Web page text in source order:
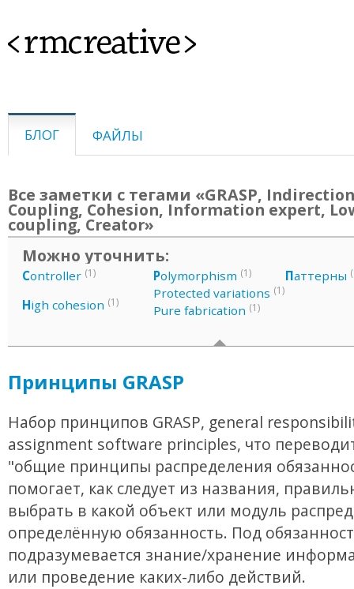
<rmcreative>
БЛОГ ФАЙЛЫ
Все заметки с тегами «GRASP,
Coupling, Cohesion, Information expert,
coupling, Creator»
Можно уточнить:
Controller (1)
High cohesion (1)
Polymorphism (1)
Protected variations (1)
Pure fabrication (1)
Паттерны
Принципы GRASP
Набор принципов GRASP, general
assignment software principles, что
"общие принципы распределения
помогает, как следует из названия,
выбрать в какой объект или модуль
определённую обязанность. Под
подразумевается знание/хранение
или проведение каких-либо действий.